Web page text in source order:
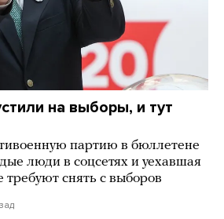
на выборы, и тут
партию в бюллетене
люди в соцсетях и уехавшая
снять с выборов